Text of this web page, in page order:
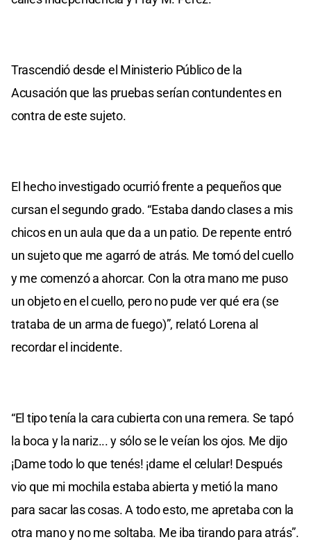
Trascendió desde el Ministerio Público de la
Acusación que las pruebas serían contundentes en
contra de este sujeto.
El hecho investigado ocurrió frente a pequeños que
cursan el segundo grado. “Estaba dando clases a mis
chicos en un aula que da a un patio. De repente entró
un sujeto que me agarró de atrás. Me tomó del cuello
y me comenzó a ahorcar. Con la otra mano me puso
un objeto en el cuello, pero no pude ver qué era (se
trataba de un arma de fuego)”, relató Lorena al
recordar el incidente.
“El tipo tenía la cara cubierta con una remera. Se tapó
la boca y la nariz... y sólo se le veían los ojos. Me dijo
¡Dame todo lo que tenés! ¡dame el celular! Después
vio que mi mochila estaba abierta y metió la mano
para sacar las cosas. A todo esto, me apretaba con la
otra mano y no me soltaba. Me iba tirando para atrás”.